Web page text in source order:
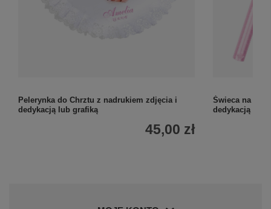
Pelerynka do Chrztu z nadrukiem zdjęcia i
dedykacją lub grafiką
45,00 zł
Świeca na
dedykacją